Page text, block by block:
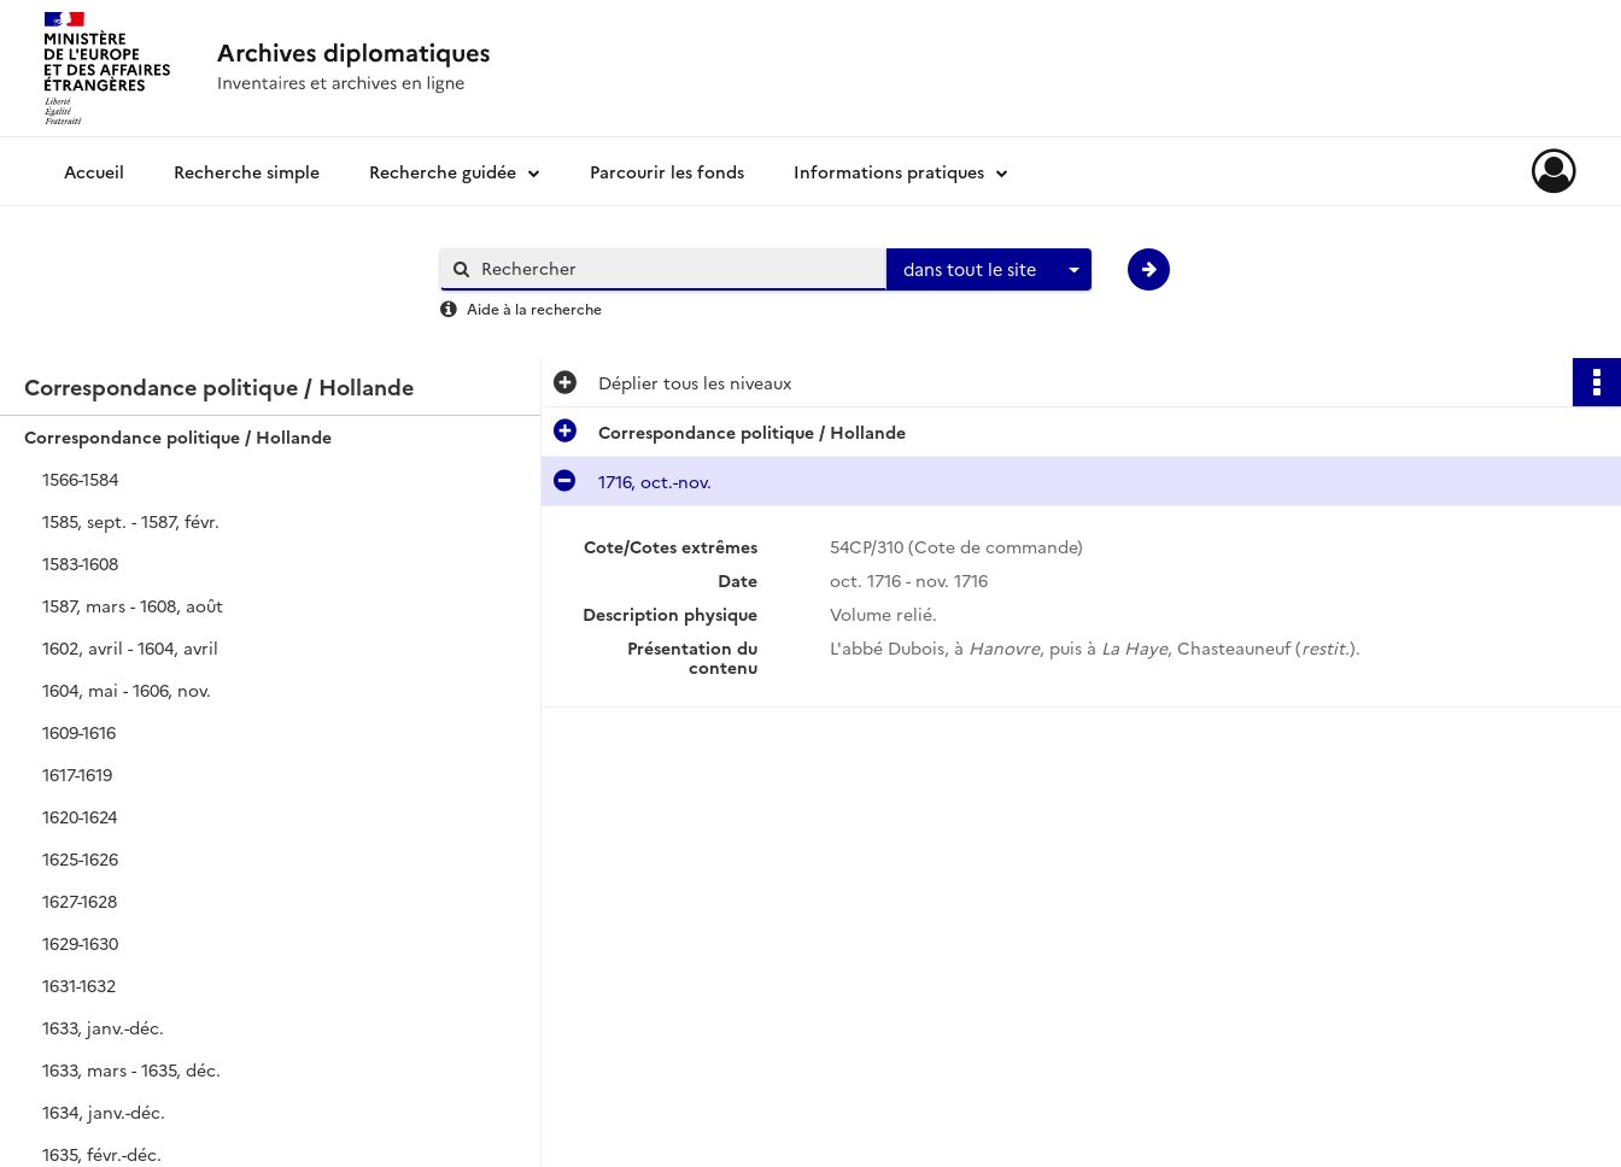
Archives diplomatiquesRecherche simple Recherche guidée Parcourir les fonds Informations pratiques
dans tout le site
Aide à la recherche
Correspondance politique / Hollande
Correspondance politique / Hollande
1566-1584
1585, sept. - 1587, févr.
1583-1608
1587, mars - 1608, août
1602, avril - 1604, avril
1604, mai - 1606, nov.
1609-1616
1617-1619
1620-1624
1625-1626
1627-1628
1629-1630
1631-1632
1633, janv.-déc.
1633, mars - 1635, déc.
1634, janv.-déc.
1635, févr.-déc.
Déplier tous les niveaux
Correspondance politique / Hollande
1716, oct.-nov.
Cote/Cotes extrêmes
54CP/310 (Cote de commande)
Date
oct. 1716 - nov. 1716
Description physique
Volume relié.
Présentation du
contenu
L'abbé Dubois, à Hanovre, puis à La Haye, Chasteauneuf (restit.).